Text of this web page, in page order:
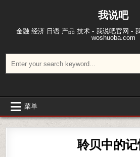
我说吧
金融 经济 日语 产品 技术 - 我说吧官网 -
woshuoba.com
菜单
聆贝中的记